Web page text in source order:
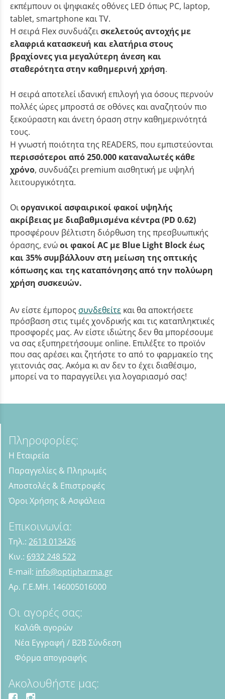
εκπέμπουν οι ψηφιακές οθόνες LED όπως PC, laptop,
tablet, smartphone και TV.
Η σειρά Flex συνδυάζεισκελετούς αντοχής με
ελαφριά κατασκευή και ελατήρια στους
βραχίονες για μεγαλύτερη άνεση και
σταθερότητα στην καθημερινή χρήση.
Η σειρά αποτελεί ιδανική επιλογή για όσους περνούν
πολλές ώρες μπροστά σε οθόνες και αναζητούν πιο
ξεκούραστη και άνετη όραση στην καθημερινότητά
τους.
Η γνωστή ποιότητα της READERS, που εμπιστεύονται
περισσότεροι από 250.000 καταναλωτές κάθε
χρόνο, συνδυάζει premium αισθητική με υψηλή
λειτουργικότητα.
Οιοργανικοί ασφαιρικοί φακοί υψηλής
ακρίβειας με διαβαθμισμένα κέντρα (PD 0.62)
προσφέρουν βέλτιστη διόρθωση της πρεσβυωπικής
όρασης, ενώοι φακοί AC με Blue Light Block έως
και 35% συμβάλλουν στη μείωση της οπτικής
κόπωσης και της καταπόνησης από την πολύωρη
χρήση συσκευών.
Αν είστε έμπορος συνδεθείτε και θα αποκτήσετε
πρόσβαση στις τιμές χονδρικής και τις καταπληκτικές
προσφορές μας. Αν είστε ιδιώτης δεν θα μπορέσουμε
να σας εξυπηρετήσουμε online. Επιλέξτε το προϊόν
που σας αρέσει και ζητήστε το από το φαρμακείο της
γειτονιάς σας. Ακόμα κι αν δεν το έχει διαθέσιμο,
μπορεί να το παραγγείλει για λογαριασμό σας!
Πληροφορίες:
Η Εταιρεία
Παραγγελίες & Πληρωμές
Αποστολές & Επιστροφές
Όροι Χρήσης & Ασφάλεια
Επικοινωνία:
Τηλ.: 2613 013426
Κιν.: 6932 248 522
E-mail: info@optipharma.gr
Αρ. Γ.Ε.ΜΗ. 146005016000
Οι αγορές σας:
Καλάθι αγορών
Νέα Εγγραφή / B2B Σύνδεση
Φόρμα απογραφής
Ακολουθήστε μας: